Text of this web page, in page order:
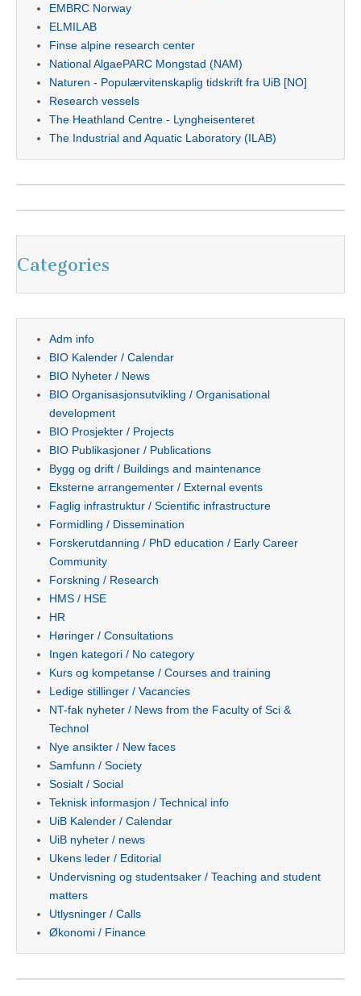
EMBRC Norway
ELMILAB
Finse alpine research center
National AlgaePARC Mongstad (NAM)
Naturen - Populærvitenskaplig tidskrift fra UiB [NO]
Research vessels
The Heathland Centre - Lyngheisenteret
The Industrial and Aquatic Laboratory (ILAB)
Categories
Adm info
BIO Kalender / Calendar
BIO Nyheter / News
BIO Organisasjonsutvikling / Organisational
development
BIO Prosjekter / Projects
BIO Publikasjoner / Publications
Bygg og drift / Buildings and maintenance
Eksterne arrangementer / External events
Faglig infrastruktur / Scientific infrastructure
Formidling / Dissemination
Forskerutdanning / PhD education / Early Career
Community
Forskning / Research
HMS / HSE
HR
Høringer / Consultations
Ingen kategori / No category
Kurs og kompetanse / Courses and training
Ledige stillinger / Vacancies
NT-fak nyheter / News from the Faculty of Sci &
Technol
Nye ansikter / New faces
Samfunn / Society
Sosialt / Social
Teknisk informasjon / Technical info
UiB Kalender / Calendar
UiB nyheter / news
Ukens leder / Editorial
Undervisning og studentsaker / Teaching and student
matters
Utlysninger / Calls
Økonomi / Finance